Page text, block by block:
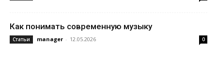
Как понимать современную музыку
Статьи manager - 12.05.2026 0